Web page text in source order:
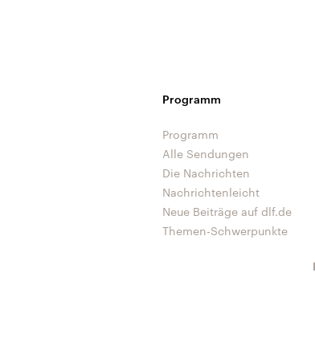
Programm
Programm
Alle Sendungen
Die Nachrichten
Nachrichtenleicht
Neue Beiträge auf dlf.de
Themen-Schwerpunkte